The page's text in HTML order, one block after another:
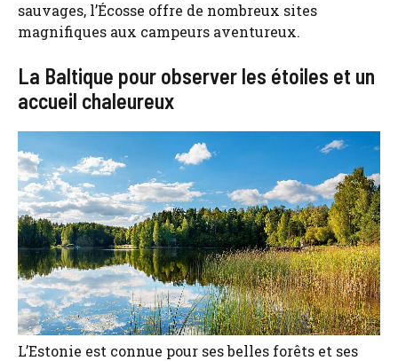
sauvages, l’Écosse offre de nombreux sites
magnifiques aux campeurs aventureux.
La Baltique pour observer les étoiles et un
accueil chaleureux
L’Estonie est connue pour ses belles forêts et ses